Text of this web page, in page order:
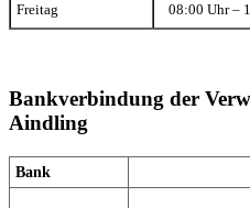
Freitag 08:00 Uhr –
Bankverbindung der
Aindling
Bank